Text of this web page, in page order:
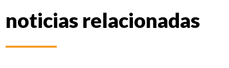
noticias relacionadas